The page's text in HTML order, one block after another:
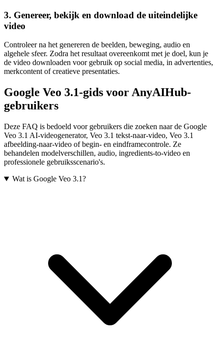
3. Genereer, bekijk en download de uiteindelijke
video
Controleer na het genereren de beelden, beweging, audio en
algehele sfeer. Zodra het resultaat overeenkomt met je doel, kun je
de video downloaden voor gebruik op social media, in advertenties,
merkcontent of creatieve presentaties.
Google Veo 3.1-gids voor AnyAIHub-
gebruikers
Deze FAQ is bedoeld voor gebruikers die zoeken naar de Google
Veo 3.1 AI-videogenerator, Veo 3.1 tekst-naar-video, Veo 3.1
afbeelding-naar-video of begin- en eindframecontrole. Ze
behandelen modelverschillen, audio, ingredients-to-video en
professionele gebruiksscenario's.
Wat is Google Veo 3.1?